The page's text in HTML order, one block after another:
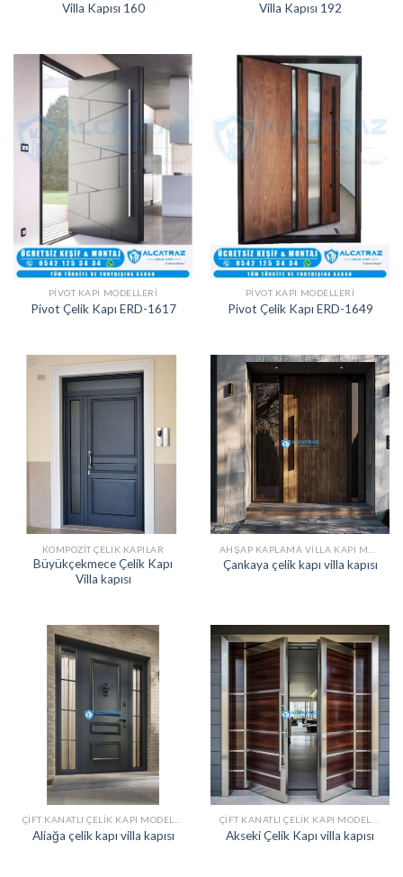
Villa Kapısı 160 Villa Kapısı 192
PIVOT KAPI MODELLERI
Pivot Çelik Kapı ERD-1617
PIVOT KAPI MODELLERI
Pivot Çelik Kapı ERD-1649
KOMPOZIT ÇELIK KAPILAR
Büyükçekmece Çelik Kapı
Villa kapısı
Çankaya çelik kapı villa kapısı
Aliağa çelik kapı villa kapısı Akseki Çelik Kapı villa kapısı